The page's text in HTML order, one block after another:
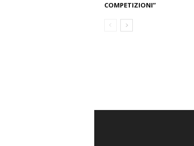
COMPETIZIONI”